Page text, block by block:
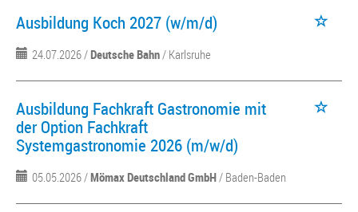
Ausbildung Koch 2027 (w/m/d)
24.07.2026 /Deutsche Bahn/ Karlsruhe
Ausbildung Fachkraft Gastronomie mit
der Option Fachkraft
Systemgastronomie 2026 (m/w/d)
05.05.2026 /Mömax Deutschland GmbH/ Baden-Baden